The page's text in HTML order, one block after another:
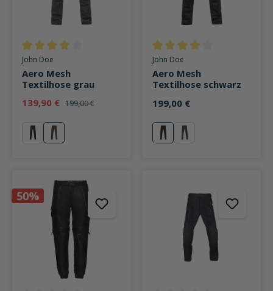
Durchschnittliche Bewertung von 4 von 5 Sternen
John Doe
Aero Mesh
Textilhose grau
139,90 € 199,00 €
schwarz
grau
Durchschnittliche Bewertung
John Doe
Aero Mesh
Textilhose schwarz
199,00 €
schwarzgrau
50%